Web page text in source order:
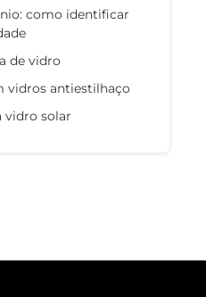
como identificar
de vidro
vidros antiestilhaço
vidro solar